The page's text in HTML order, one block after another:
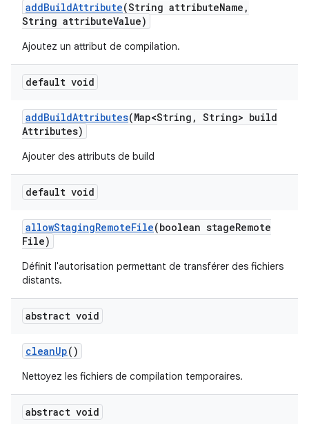
addBuildAttribute(String attributeName ,
String attributeValue)
Ajoutez un attribut de compilation.
default void
addBuildAttributes(Map<String , String> build
Attributes)
Ajouter des attributs de build
default void
allowStagingRemoteFile(boolean stageRemote
File)
Définit l'autorisation permettant de transférer des fichiers
distants.
abstract void
cleanUp()
Nettoyez les fichiers de compilation temporaires.
abstract void